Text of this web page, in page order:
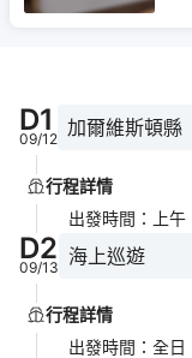
D1
09/12 加爾維斯頓縣
行程詳情
出發時間 ： 上午
D2
09/13 海上巡遊
行程詳情
出發時間 ： 全日